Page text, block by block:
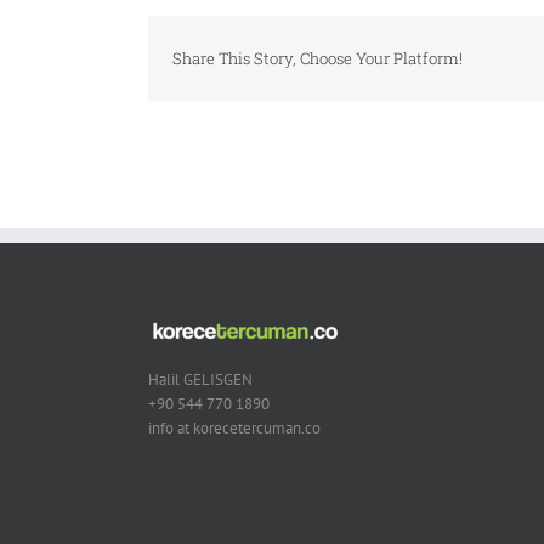
Share This Story, Choose Your Platform!
Halil GELISGEN
+90 544 770 1890
info at korecetercuman.co